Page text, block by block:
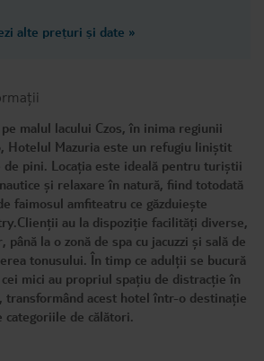
alte prețuri și date »
malul lacului Czos, în inima regiunii
Hotelul Mazuria este un refugiu liniștit
de pini. Locația este ideală pentru turiștii
și relaxare în natură, fiind totodată
faimosul amfiteatru ce găzduiește
au la dispoziție facilități diverse,
la o zonă de spa cu jacuzzi și sală de
tonusului. În timp ce adulții se bucură
mici au propriul spațiu de distracție în
transformând acest hotel într-o destinație
categoriile de călători.